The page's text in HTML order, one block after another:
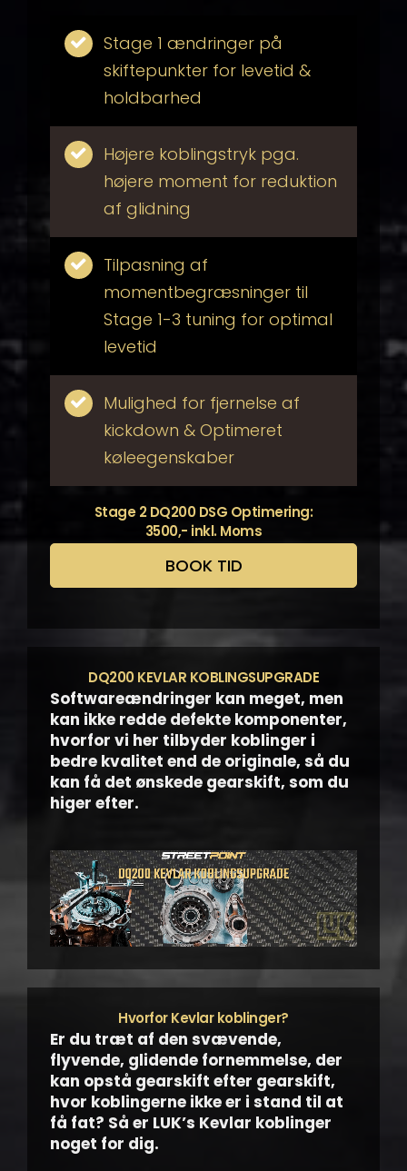
Stage 1 ændringer på
skiftepunkter for levetid &
holdbarhed
Højere koblingstryk pga.
højere moment for reduktion
af glidning
Tilpasning af
momentbegræsninger til
Stage 1-3 tuning for optimal
levetid
Mulighed for fjernelse af
kickdown & Optimeret
køleegenskaber
Stage 2 DQ200 DSG Optimering:
3500,- inkl. Moms
BOOK TID
DQ200 KEVLAR KOBLINGSUPGRADE
Softwareændringer kan meget, men
kan ikke redde defekte komponenter,
hvorfor vi her tilbyder koblinger i
bedre kvalitet end de originale, så du
kan få det ønskede gearskift, som du
higer efter.
Hvorfor Kevlar koblinger?
Er du træt af den svævende,
flyvende, glidende fornemmelse, der
kan opstå gearskift efter gearskift,
hvor koblingerne ikke er i stand til at
få fat? Så er LUK’s Kevlar koblinger
noget for dig.